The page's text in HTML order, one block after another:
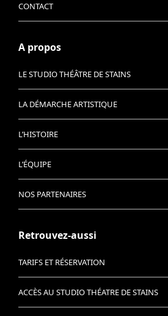
CONTACT
A propos
LE STUDIO THÉÂTRE DE STAINS
LA DÉMARCHE ARTISTIQUE
L’HISTOIRE
L’ÉQUIPE
NOS PARTENAIRES
Retrouvez-aussi
TARIFS ET RÉSERVATION
ACCÈS AU STUDIO THÉATRE DE STAINS